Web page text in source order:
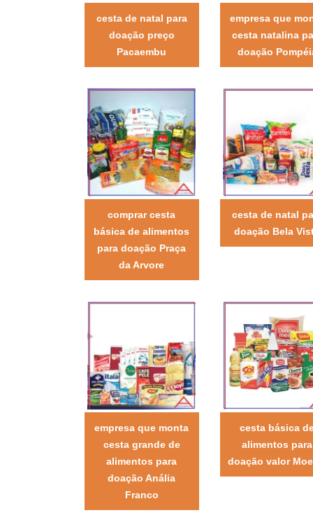
cesta de natal para
doação preço
Pacaembu
empresa que
cesta natalina
doação
comprar cesta
básica de alimentos
para doação Praça
da Arvore
cesta de natal
doação Bela
empresa que monta
cesta grande de
alimentos para
doação Anália
Franco
cesta básica
alimentos para
doação valor